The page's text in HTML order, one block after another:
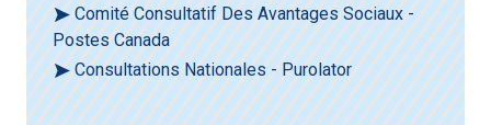
Comité Consultatif Des Avantages Sociaux -
Postes Canada
Consultations Nationales - Purolator